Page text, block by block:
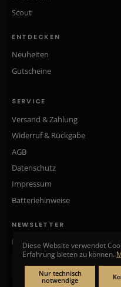
Scout
ENTDECKEN
Neuheiten
Gutscheine
SERVICE
Versand & Zahlung
Widerruf & Rückgabe
AGB
Datenschutz
Impressum
Batteriehinweise
NEWSLETTER
Neue Kollektionen, exklusive
Diese Website verwendet
Erfahrung bieten zu können.
Nur technisch
notwendige